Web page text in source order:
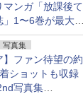
マンガ「放課後て
」1〜6巻が最大
セール中！
写真集
】ファン待望の約
ショットも収録
写真集